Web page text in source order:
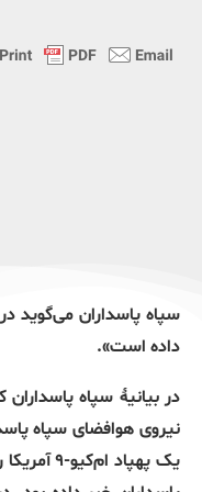
سپاه پاسداران می‌گوید
داده است».
در بیانیۀ سپاه